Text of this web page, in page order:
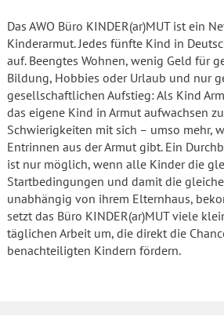
Das AWO Büro KINDER(ar)MUT ist ein
Kinderarmut. Jedes fünfte Kind in
auf. Beengtes Wohnen, wenig Geld für
Bildung, Hobbies oder Urlaub und nur
gesellschaftlichen Aufstieg: Als Kind
das eigene Kind in Armut aufwachsen
Schwierigkeiten mit sich – umso mehr,
Entrinnen aus der Armut gibt. Ein
ist nur möglich, wenn alle Kinder die
Startbedingungen und damit die
unabhängig von ihrem Elternhaus,
setzt das Büro KINDER(ar)MUT viele
täglichen Arbeit um, die direkt die
benachteiligten Kindern fördern.